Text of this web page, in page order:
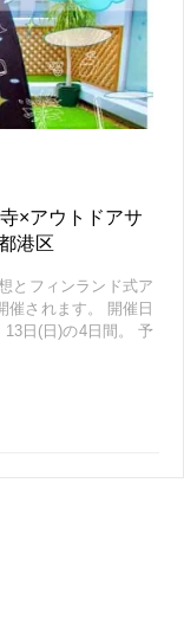
×アウトドアサ
港区
とフィンランド式ア
催されます。 開催日
13日(日)の4日間。 予